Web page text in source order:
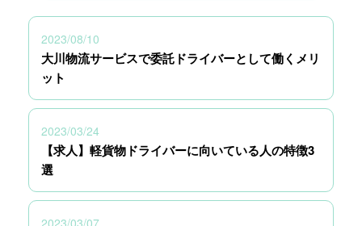
2023/08/10
大川物流サービスで委託ドライバーとして働くメリ
ット
2023/03/24
【求人】軽貨物ドライバーに向いている人の特徴3
選
2023/03/07